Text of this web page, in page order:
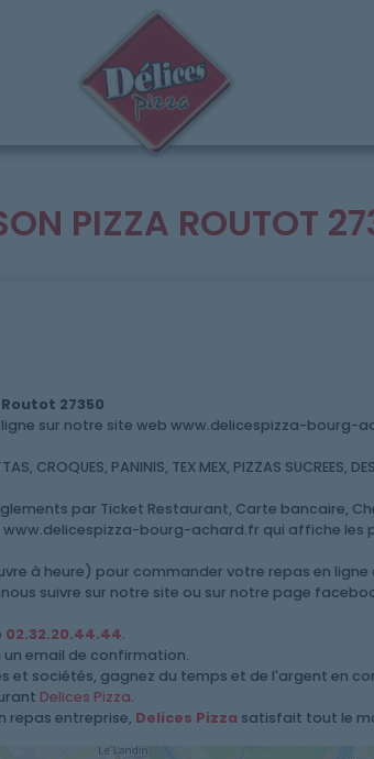
PIZZA ROUTOT
27350
sur notre site web www.delicespizza-bourg-
CROQUES, PANINIS, TEX MEX, PIZZAS SUCREES,
par Ticket Restaurant, Carte bancaire,
bourg-achard.fr qui affiche les
à heure) pour commander votre repas en ligne
suivre sur notre site ou sur notre page
02.32.20.44.44.
un email de confirmation.
et sociétés, gagnez du temps et de l'argent en
Delices Pizza.
repas entreprise, Delices Pizza satisfait tout le